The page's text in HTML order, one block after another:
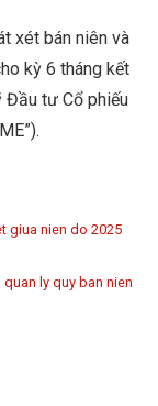
xét bán niên và
kỳ 6 tháng kết
Đầu tư Cổ phiếu
giua nien do 2025
ly quy ban nien